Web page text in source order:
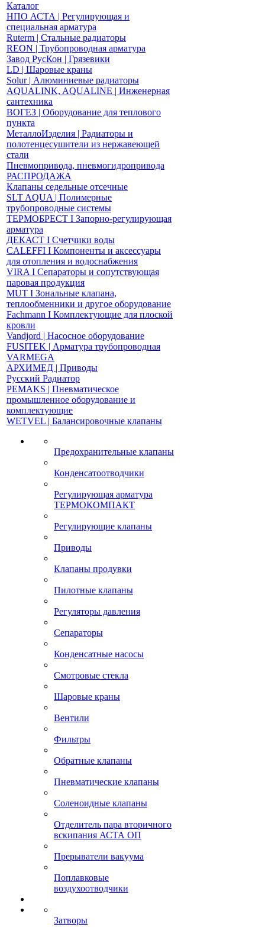
Каталог
НПО АСТА | Регулирующая и
специальная арматура
Ruterm | Стальные радиаторы
REON | Трубопроводная арматура
Завод РусКон | Грязевики
LD | Шаровые краны
Solur | Алюминиевые радиаторы
AQUALINK, AQUALINE | Инженерная
сантехника
ВОГЕЗ | Оборудование для теплового
пункта
МеталлоИзделия | Радиаторы и
полотенцесушители из нержавеющей
стали
Пневмопривода, пневмогидропривода
РАСПРОДАЖА
Клапаны седельные отсечные
SLT AQUA | Полимерные
трубопроводные системы
ТЕРМОБРЕСТ І Запорно-регулирующая
арматура
ДЕКАСТ І Счетчики воды
CALEFFI І Компоненты и аксессуары
для отопления и водоснабжения
VIRA І Сепараторы и сопутствующая
паровая продукция
MUT І Зональные клапана,
теплообменники и другое оборудование
Fachmann І Комплектующие для плоской
кровли
Vandjord | Насосное оборудование
FUSITEK | Арматура трубопроводная
VARMEGA
АРХИМЕД | Приводы
Русский Радиатор
PEMAKS | Пневматическое
промышленное оборудование и
комплектующие
WETVEL | Балансировочные клапаны
Предохранительные клапаны
Конденсатоотводчики
Регулирующая арматура
ТЕРМОКОМПАКТ
Регулирующие клапаны
Приводы
Клапаны продувки
Пилотные клапаны
Регуляторы давления
Сепараторы
Конденсатные насосы
Смотровые стекла
Шаровые краны
Вентили
Фильтры
Обратные клапаны
Пневматические клапаны
Соленоидные клапаны
Отделитель пара вторичного
вскипания АСТА ОП
Прерыватели вакуума
Поплавковые
воздухоотводчики
Затворы